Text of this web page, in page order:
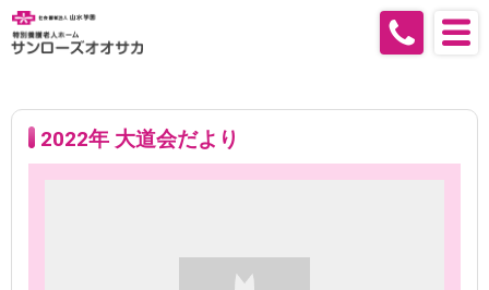
2022年 大道会だより